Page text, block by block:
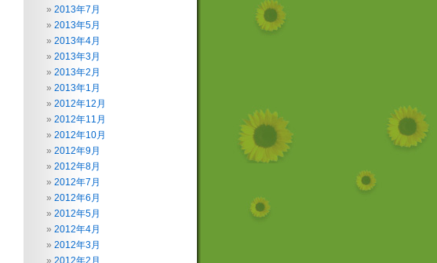
2013年7月
2013年5月
2013年4月
2013年3月
2013年2月
2013年1月
2012年12月
2012年11月
2012年10月
2012年9月
2012年8月
2012年7月
2012年6月
2012年5月
2012年4月
2012年3月
2012年2月